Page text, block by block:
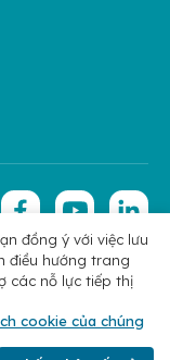
My Corporation
Liên hệ
đồng ý với việc lưu
điều hướng trang
các nỗ lực tiếp thị
cookie của chúng